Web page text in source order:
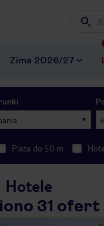
Zima 2026/27
Plaża do 50 m
Hotele
31 ofert